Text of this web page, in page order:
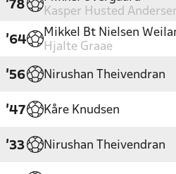
'78
Kasper Husted
'64
Mikkel Bt Nielsen
Hjalte Graae
'56 Nirushan Theivendran
'47 Kåre Knudsen
'33 Nirushan Theivendran